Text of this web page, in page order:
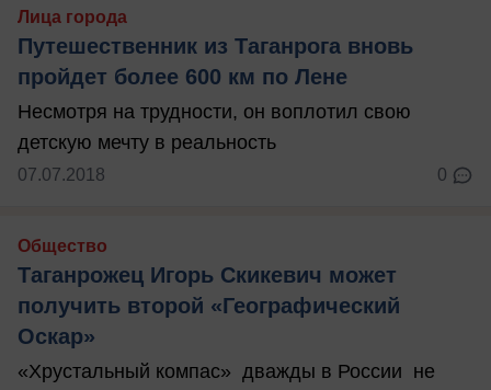
Лица города
Путешественник из Таганрога вновь
пройдет более 600 км по Лене
Несмотря на трудности, он воплотил свою
детскую мечту в реальность
07.07.2018 0
Общество
Таганрожец Игорь Скикевич может
получить второй «Географический
Оскар»
«Хрустальный компас» дважды в России не